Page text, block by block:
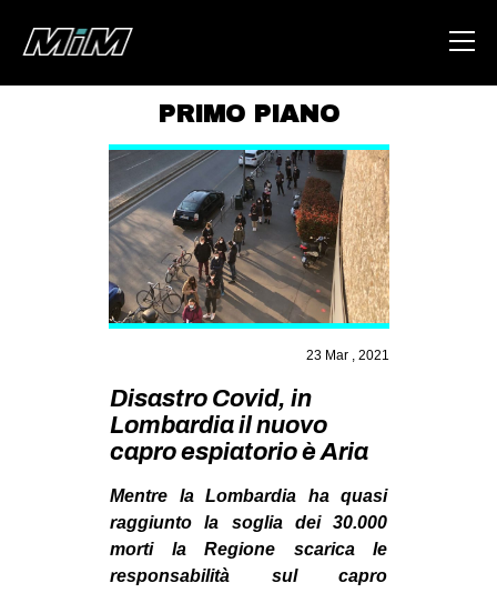
ABOUT
AREA
DEGENERAZIONE
GAZA FREESTYLE
CSOA LAMBRETTA
MSM
STUDENTI TSUNAMI
ZAM
MOBILITAZIONI
SPAZI
PRIMO PIANO
23 Mar , 2021
Disastro Covid, in
Lombardia il nuovo
capro espiatorio è Aria
Mentre la Lombardia ha quasi
raggiunto la soglia dei 30.000
morti la Regione scarica le
responsabilità sul capro